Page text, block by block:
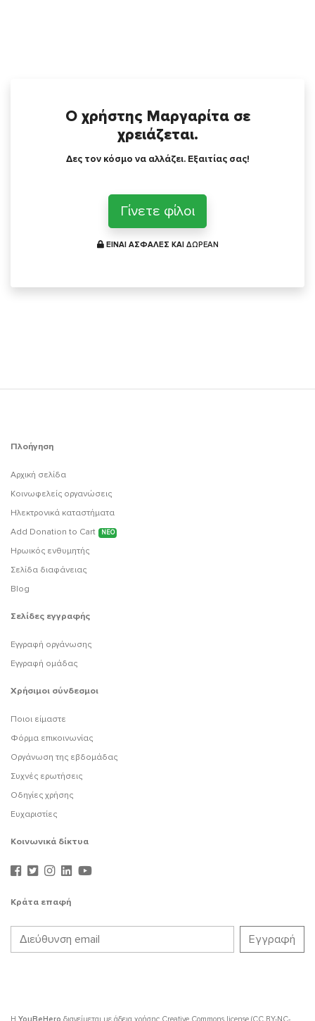
Ο χρήστης Μαργαρίτα σε
χρειάζεται.
Δες τον κόσμο να αλλάζει. Εξαιτίας σας!
Γίνετε φίλοι
ΕΙΝΑΙ ΑΣΦΑΛΕΣ ΚΑΙ ΔΩΡΕΑΝ
Πλοήγηση
Αρχική σελίδα
Κοινωφελείς οργανώσεις
Ηλεκτρονικά καταστήματα
Add Donation to Cart
ΝΕΟ
Ηρωικός ενθυμητής
Σελίδα διαφάνειας
Blog
Σελίδες εγγραφής
Εγγραφή οργάνωσης
Εγγραφή ομάδας
Χρήσιμοι σύνδεσμοι
Ποιοι είμαστε
Φόρμα επικοινωνίας
Οργάνωση της εβδομάδας
Συχνές ερωτήσεις
Οδηγίες χρήσης
Ευχαριστίες
Κοινωνικά δίκτυα
Κράτα επαφή